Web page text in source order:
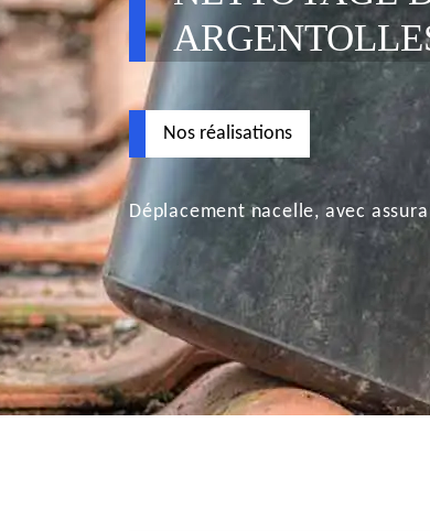
Nos réalisations
Déplacement nacelle, avec